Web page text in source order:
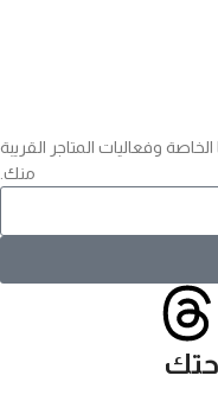
وفعاليات المتاجر القريبة
منك.